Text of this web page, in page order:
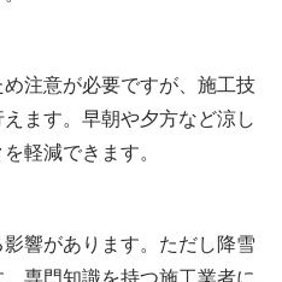
注意が必要ですが、施工技
ます。早朝や夕方など涼し
軽減できます。
響があります。ただし降雪
専門知識を持つ施工業者に